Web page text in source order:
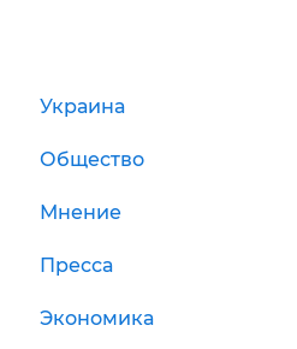
Украина
Общество
Мнение
Пресса
Экономика